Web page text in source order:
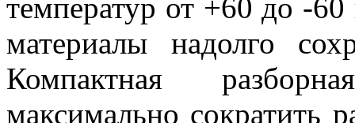
температур от +60 до -
материалы надолго
Компактная
максимально сократить